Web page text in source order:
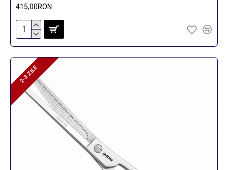
415,00RON
2-3 ZILE
2-3 ZILE